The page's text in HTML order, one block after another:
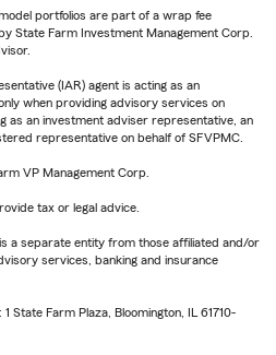
portfolios are part of a wrap fee
State Farm Investment Management Corp.
(IAR) agent is acting as an
when providing advisory services on
as an investment adviser representative, an
representative on behalf of SFVPMC.
VP Management Corp.
tax or legal advice.
a separate entity from those affiliated and/or
services, banking and insurance
State Farm Plaza, Bloomington, IL 61710-